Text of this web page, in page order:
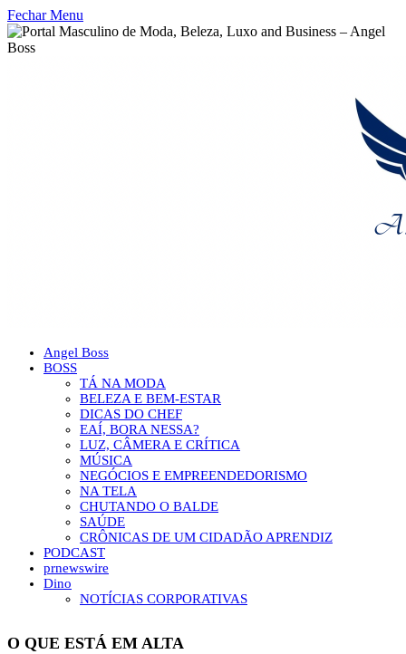
Fechar Menu
Angel Boss
BOSS
TÁ NA MODA
BELEZA E BEM-ESTAR
DICAS DO CHEF
EAÍ, BORA NESSA?
LUZ, CÂMERA E CRÍTICA
MÚSICA
NEGÓCIOS E EMPREENDEDORISMO
NA TELA
CHUTANDO O BALDE
SAÚDE
CRÔNICAS DE UM CIDADÃO APRENDIZ
PODCAST
prnewswire
Dino
NOTÍCIAS CORPORATIVAS
O QUE ESTÁ EM ALTA